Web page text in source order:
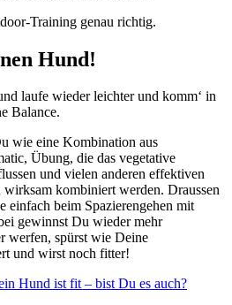
Training genau richtig.
Hund!
laufe wieder leichter und komm‘ in
Balance.
wie eine Kombination aus
Übung, die das vegetative
und vielen anderen effektiven
kombiniert werden. Draussen
einfach beim Spazierengehen mit
gewinnst Du wieder mehr
werfen, spürst wie Deine
und wirst noch fitter!
Hund ist fit – bist Du es auch?